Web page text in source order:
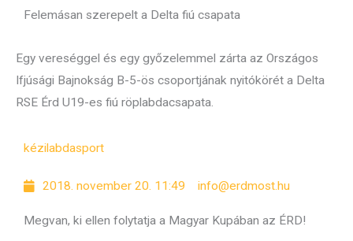
Felemásan szerepelt a Delta fiú csapata
Egy vereséggel és egy győzelemmel zárta az Országos
Ifjúsági Bajnokság B-5-ös csoportjának nyitókörét a Delta
RSE Érd U19-es fiú röplabdacsapata.
kézilabdasport
2018. november 20. 11:49 info@erdmost.hu
Megvan, ki ellen folytatja a Magyar Kupában az ÉRD!